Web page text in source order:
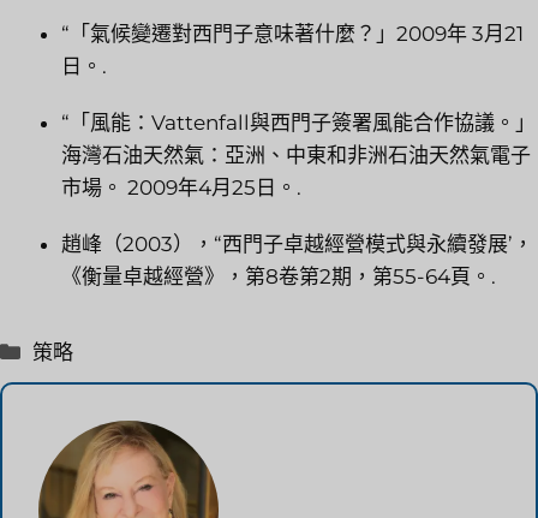
“「氣候變遷對西門子意味著什麼？」2009年 3月21
日。.
“「風能：Vattenfall與西門子簽署風能合作協議。」
海灣石油天然氣：亞洲、中東和非洲石油天然氣電子
市場。 2009年4月25日。.
趙峰（2003），“西門子卓越經營模式與永續發展’，
《衡量卓越經營》，第8卷第2期，第55-64頁。.
分
類
策略